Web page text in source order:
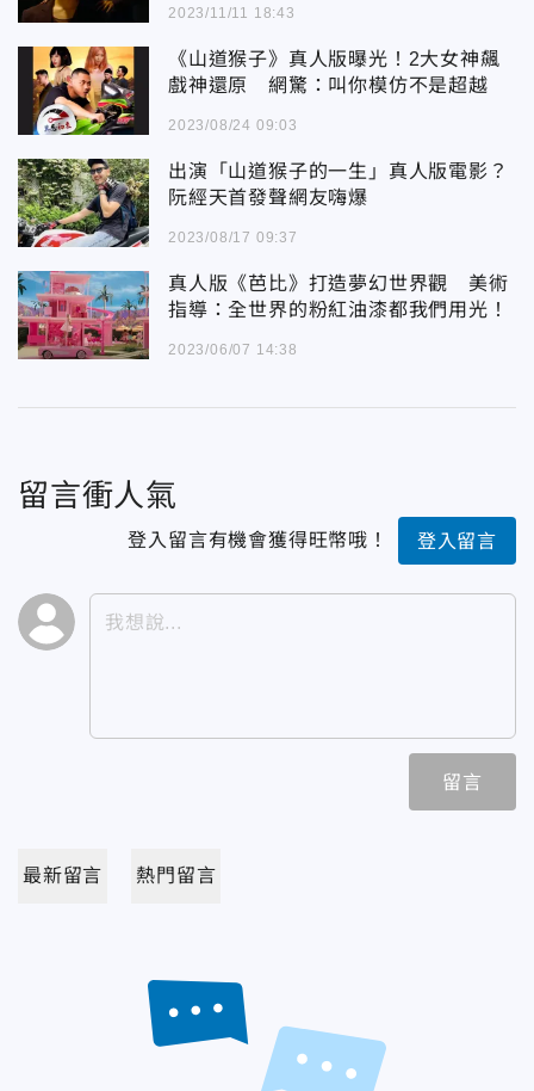
2023/11/11 18:43
《山道猴子》真人版曝光！2大女神飆
戲神還原 網驚：叫你模仿不是超越
2023/08/24 09:03
出演「山道猴子的一生」真人版電影？
阮經天首發聲網友嗨爆
2023/08/17 09:37
真人版《芭比》打造夢幻世界觀 美術
指導：全世界的粉紅油漆都我們用光！
2023/06/07 14:38
留言衝人氣
登入留言有機會獲得旺幣哦！ 登入留言
留言
最新留言 熱門留言